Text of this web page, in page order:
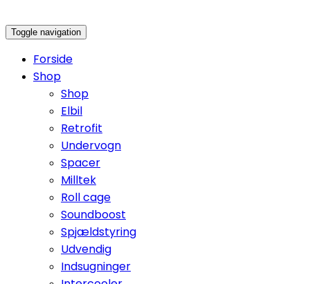
Toggle navigation
Forside
Shop
Shop
Elbil
Retrofit
Undervogn
Spacer
Milltek
Roll cage
Soundboost
Spjældstyring
Udvendig
Indsugninger